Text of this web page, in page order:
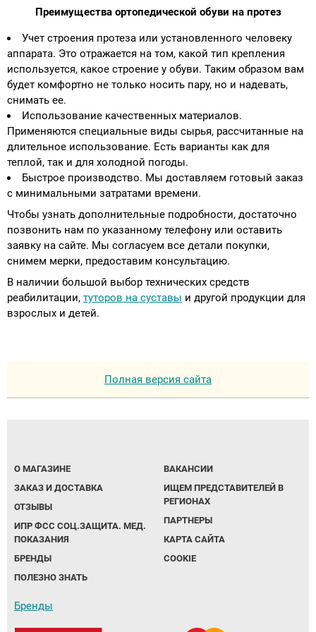
Преимущества ортопедической обуви на протез
Учет строения протеза или установленного человеку
аппарата. Это отражается на том, какой тип крепления
используется, какое строение у обуви. Таким образом вам
будет комфортно не только носить пару, но и надевать,
снимать ее.
Использование качественных материалов.
Применяются специальные виды сырья, рассчитанные на
длительное использование. Есть варианты как для
теплой, так и для холодной погоды.
Быстрое производство. Мы доставляем готовый заказ
с минимальными затратами времени.
Чтобы узнать дополнительные подробности, достаточно
позвонить нам по указанному телефону или оставить
заявку на сайте. Мы согласуем все детали покупки,
снимем мерки, предоставим консультацию.
В наличии большой выбор технических средств
реабилитации, туторов на суставы и другой продукции для
взрослых и детей.
Полная версия сайта
О МАГАЗИНЕ
ЗАКАЗ И ДОСТАВКА
ОТЗЫВЫ
ИПР ФСС СОЦ.ЗАЩИТА. МЕД.
ПОКАЗАНИЯ
БРЕНДЫ
ПОЛЕЗНО ЗНАТЬ
ВАКАНСИИ
ИЩЕМ ПРЕДСТАВИТЕЛЕЙ В
РЕГИОНАХ
ПАРТНЕРЫ
КАРТА САЙТА
COOKIE
Бренды
Санитарные приспособления для
инвалидов
Противопролежневые матрасы, подушки
ОПОРЫ, ВЕРТИКАЛИЗАТОРЫ, Оборудование
для ЛФК
инвалидов
Индивидуальное изготовление